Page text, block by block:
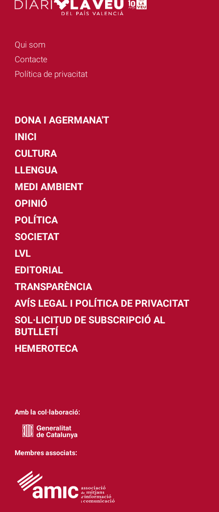
Qui som
Contacte
Política de privacitat
DONA I AGERMANA'T
INICI
CULTURA
LLENGUA
MEDI AMBIENT
OPINIÓ
POLÍTICA
SOCIETAT
LVL
EDITORIAL
TRANSPARÈNCIA
AVÍS LEGAL I POLÍTICA DE PRIVACITAT
SOL·LICITUD DE SUBSCRIPCIÓ AL
BUTLLETÍ
HEMEROTECA
Amb la col·laboració:
Membres associats: